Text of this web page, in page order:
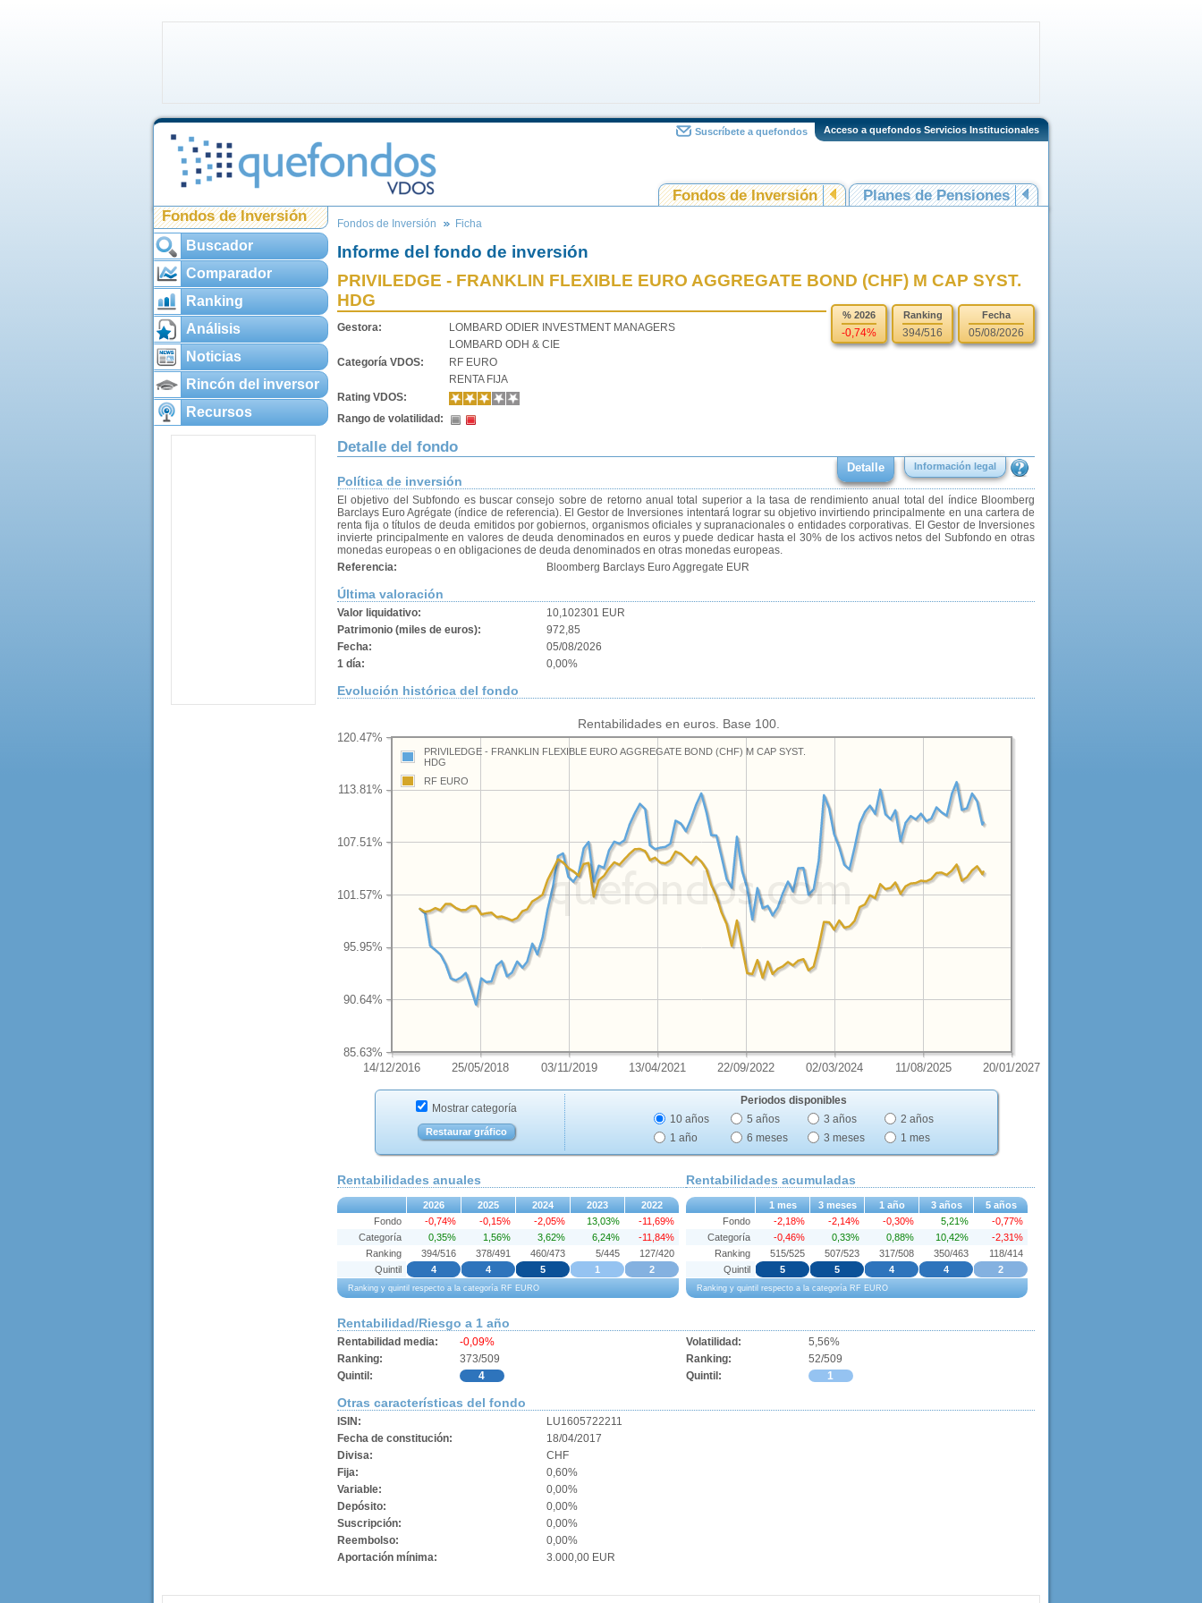
Acceso a quefondos Servicios Institucionales
Suscríbete a quefondos
Fondos de Inversión
Planes de Pensiones
Fondos de Inversión
Buscador
Comparador
Ranking
Análisis
Noticias
Rincón del inversor
Recursos
Fondos de Inversión Ficha
Informe del fondo de inversión
PRIVILEDGE - FRANKLIN FLEXIBLE EURO AGGREGATE BOND (CHF) M CAP SYST.
HDG
Gestora:
LOMBARD ODIER INVESTMENT MANAGERS
LOMBARD ODH & CIE
Categoría VDOS:
RF EURO
RENTA FIJA
Rating VDOS:
Rango de volatilidad:
% 2026
-0,74%
Ranking
394/516
Fecha
05/08/2026
Detalle del fondo
Detalle Información legal
Política de inversión
El objetivo del Subfondo es buscar consejo sobre de retorno anual total superior a la tasa de rendimiento anual total del índice Bloomberg
Barclays Euro Agrégate (índice de referencia). El Gestor de Inversiones intentará lograr su objetivo invirtiendo principalmente en una cartera de
renta fija o títulos de deuda emitidos por gobiernos, organismos oficiales y supranacionales o entidades corporativas. El Gestor de Inversiones
invierte principalmente en valores de deuda denominados en euros y puede dedicar hasta el 30% de los activos netos del Subfondo en otras
monedas europeas o en obligaciones de deuda denominados en otras monedas europeas.
Referencia:
Bloomberg Barclays Euro Aggregate EUR
Última valoración
Valor liquidativo:
10,102301 EUR
Patrimonio (miles de euros):
972,85
Fecha:
05/08/2026
1 día:
0,00%
Evolución histórica del fondo
Rentabilidades en euros. Base 100.
14/12/2016 25/05/2018 03/11/2019 13/04/2021 22/09/2022 02/03/2024 11/08/2025 20/01/2027
85.63%
90.64%
95.95%
101.57%
107.51%
113.81%
120.47%
PRIVILEDGE - FRANKLIN FLEXIBLE EURO AGGREGATE BOND (CHF) M CAP SYST.
HDG
RF EURO
Mostrar categoría
Restaurar gráfico
Periodos disponibles
10 años
5 años 3 años
2 años
1 año
6 meses 3 meses 1 mes
Rentabilidades anuales
2026 2025 2024 2023 2022
Ranking y quintil respecto a la categoría RF EURO
Fondo -0,74% -0,15% -2,05% 13,03%
-11,69%
Categoría
0,35% 1,56% 3,62% 6,24%
-11,84%
Ranking
394/516 378/491 460/473 5/445
127/420
Quintil
4 4 5 1 2
Rentabilidades acumuladas
1 mes 3 meses 1 año 3 años 5 años
Ranking y quintil respecto a la categoría RF EURO
Fondo -2,18% -2,14% -0,30% 5,21%
-0,77%
Categoría
-0,46% 0,33% 0,88% 10,42%
-2,31%
Ranking
515/525 507/523 317/508 350/463
118/414
Quintil
5 5 4 4 2
Rentabilidad/Riesgo a 1 año
Rentabilidad media:
-0,09%
Ranking:
373/509
Quintil:
4
Volatilidad:
5,56%
Ranking:
52/509
Quintil:
1
Otras características del fondo
ISIN:
LU1605722211
Fecha de constitución:
18/04/2017
Divisa:
CHF
Fija:
0,60%
Variable:
0,00%
Depósito:
0,00%
Suscripción:
0,00%
Reembolso:
0,00%
Aportación mínima:
3.000,00 EUR